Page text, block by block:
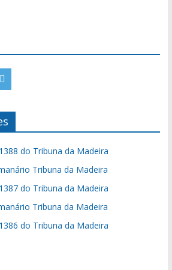
do Tribuna da Madeira
Tribuna da Madeira
do Tribuna da Madeira
Tribuna da Madeira
do Tribuna da Madeira